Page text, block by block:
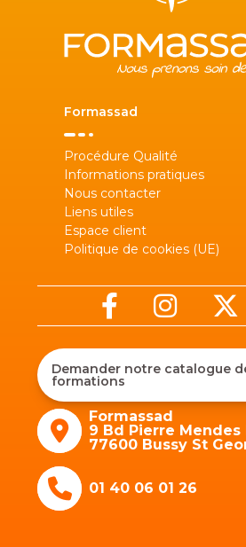
Formassad
Procédure Qualité
Informations pratiques
Nous contacter
Liens utiles
Espace client
Politique de cookies (UE)
Demander notre catalogue
formations
Formassad
9 Bd Pierre Mendes
77600 Bussy St
01 40 06 01 26